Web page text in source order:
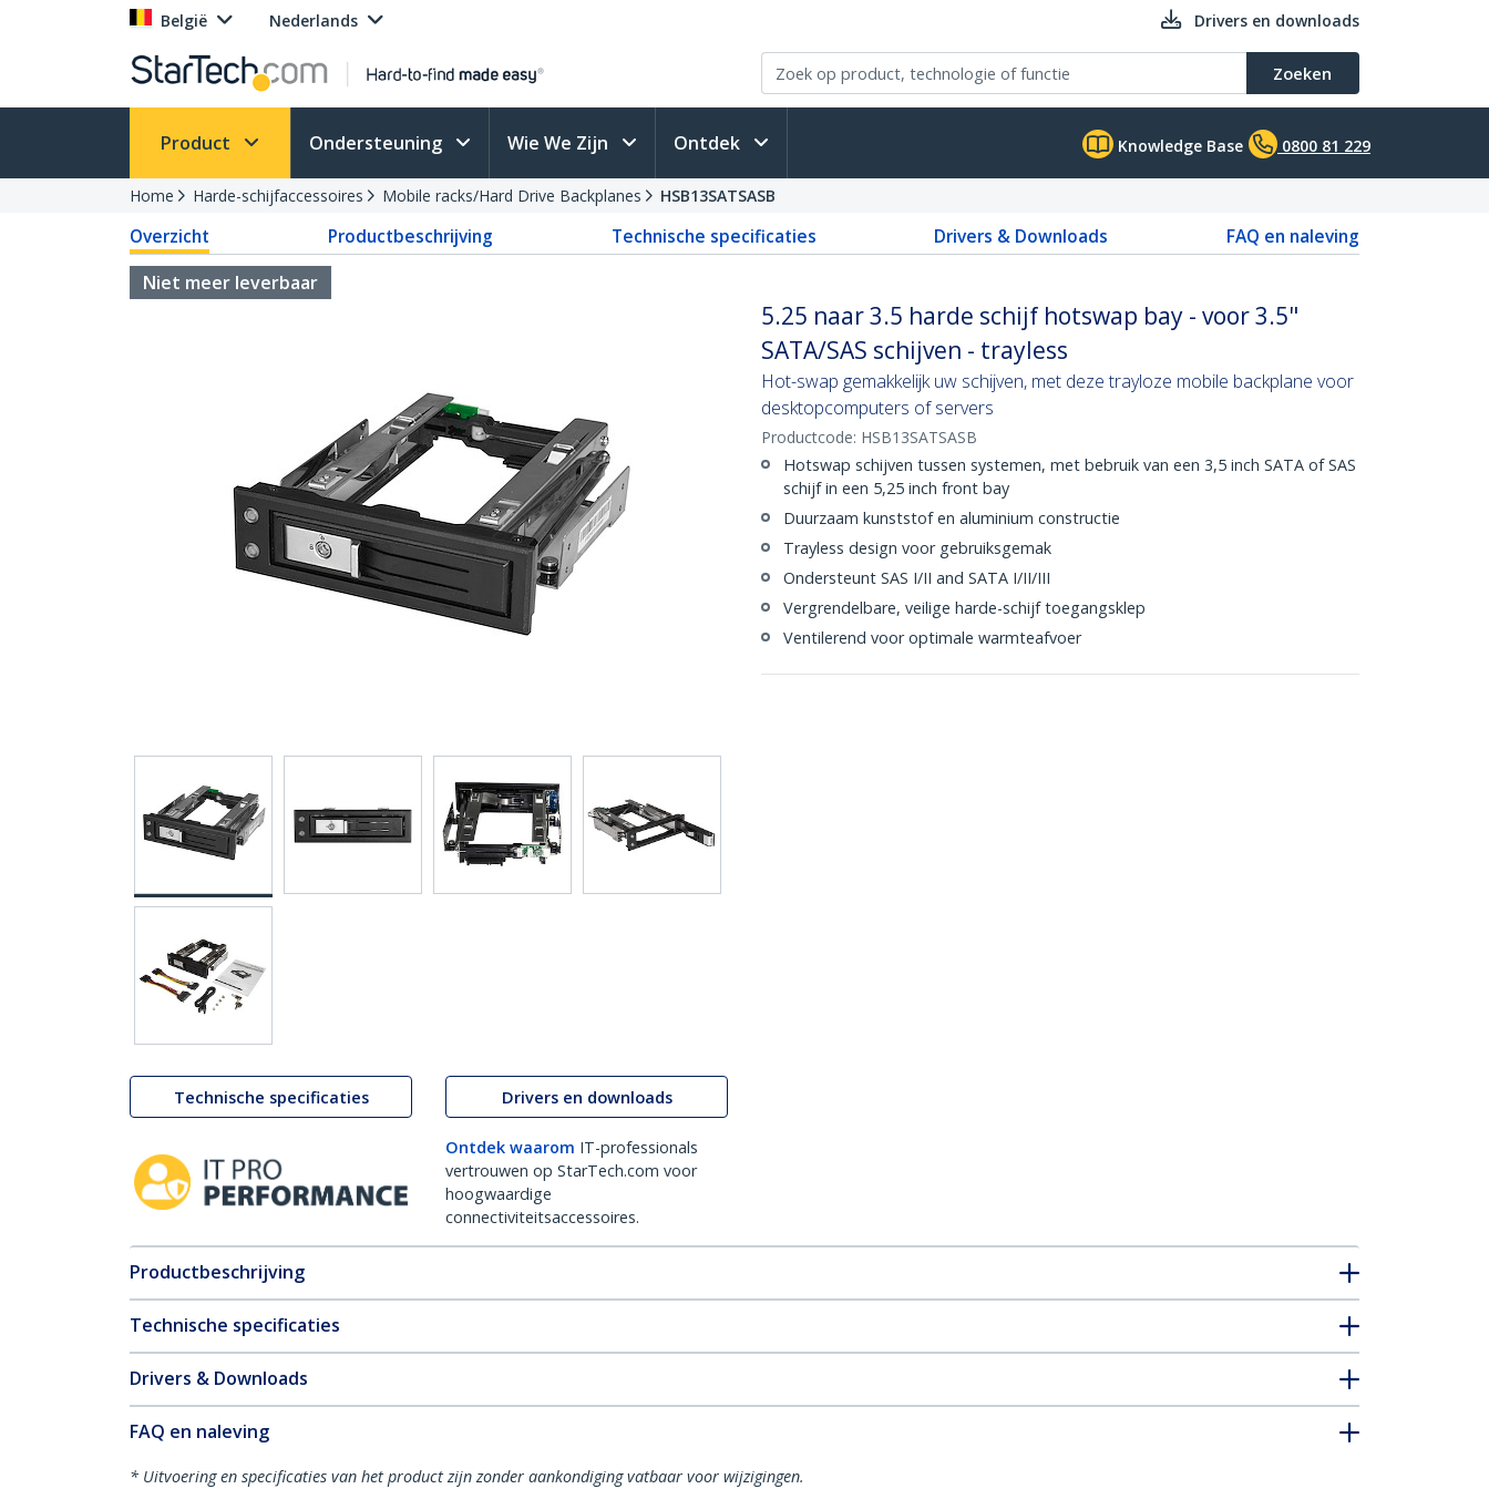
België Nederlands Drivers en downloads
Zoeken
Product Ondersteuning Wie We Zijn Ontdek Knowledge Base 0800 81 229
Home Harde-schijfaccessoires Mobile racks/Hard Drive Backplanes HSB13SATSASB
Overzicht Productbeschrijving Technische specificaties Drivers & Downloads
FAQ en naleving
Niet meer leverbaar
Technische specificaties Drivers en downloads
Ontdek waarom IT-professionals
vertrouwen op StarTech.com voor
hoogwaardige
connectiviteitsaccessoires.
5.25 naar 3.5 harde schijf hotswap bay - voor 3.5"
SATA/SAS schijven - trayless
Hot-swap gemakkelijk uw schijven, met deze trayloze mobile backplane voor
desktopcomputers of servers
Productcode: HSB13SATSASB
Hotswap schijven tussen systemen, met bebruik van een 3,5 inch SATA of SAS
schijf in een 5,25 inch front bay
Duurzaam kunststof en aluminium constructie
Trayless design voor gebruiksgemak
Ondersteunt SAS I/II and SATA I/II/III
Vergrendelbare, veilige harde-schijf toegangsklep
Ventilerend voor optimale warmteafvoer
Productbeschrijving
Technische specificaties
Drivers & Downloads
FAQ en naleving
* Uitvoering en specificaties van het product zijn zonder aankondiging vatbaar voor wijzigingen.